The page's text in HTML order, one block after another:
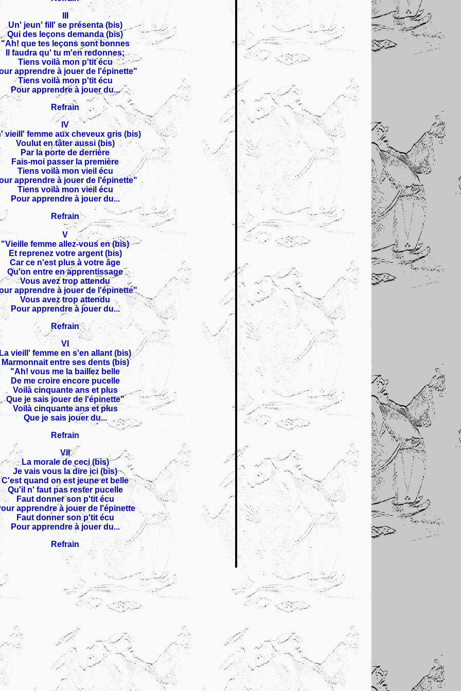
III
Un' jeun' fill' se présenta (bis)
Qui des leçons demanda (bis)
"Ah! que tes leçons sont bonnes
Il faudra qu' tu m'en redonnes;
Tiens voilà mon p'tit écu
apprendre à jouer de l'épinette"
Tiens voilà mon p'tit écu
Pour apprendre à jouer du...
Refrain
IV
vieill' femme aux cheveux gris (bis)
Voulut en tâter aussi (bis)
Par la porte de derrière
Fais-moi passer la première
Tiens voilà mon vieil écu
apprendre à jouer de l'épinette"
Tiens voilà mon vieil écu
Pour apprendre à jouer du...
Refrain
V
"Vieille femme allez-vous en (bis)
Et reprenez votre argent (bis)
Car ce n'est plus à votre âge
Qu'on entre en apprentissage
Vous avez trop attendu
apprendre à jouer de l'épinette"
Vous avez trop attendu
Pour apprendre à jouer du...
Refrain
VI
vieill' femme en s'en allant (bis)
Marmonnait entre ses dents (bis)
"Ah! vous me la baillez belle
De me croire encore pucelle
Voilà cinquante ans et plus
Que je sais jouer de l'épinette"
Voilà cinquante ans et plus
Que je sais jouer du...
Refrain
VII
La morale de ceci (bis)
Je vais vous la dire ici (bis)
C'est quand on est jeune et belle
Qu'il n' faut pas rester pucelle
Faut donner son p'tit écu
apprendre à jouer de l'épinette
Faut donner son p'tit écu
Pour apprendre à jouer du...
Refrain